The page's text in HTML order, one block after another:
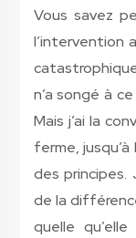
Vous savez
l’intervention
n’a songé à
Mais j’ai la
ferme,
des
de la
quelle